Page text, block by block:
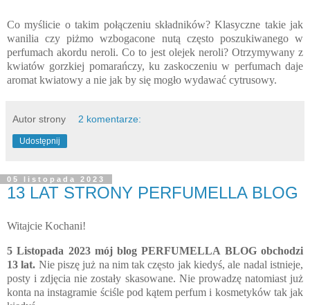
Co myślicie o takim połączeniu składników? Klasyczne takie jak
wanilia czy piżmo wzbogacone nutą często poszukiwanego w
perfumach akordu neroli. Co to jest olejek neroli? Otrzymywany z
kwiatów gorzkiej pomarańczy, ku zaskoczeniu w perfumach daje
aromat kwiatowy a nie jak by się mogło wydawać cytrusowy.
Autor strony 2 komentarze:
Udostępnij
05 listopada 2023
13 LAT STRONY PERFUMELLA BLOG
Witajcie Kochani!
5 Listopada 2023 mój blog PERFUMELLA BLOG obchodzi
13 lat. Nie piszę już na nim tak często jak kiedyś, ale nadal istnieje,
posty i zdjęcia nie zostały skasowane. Nie prowadzę natomiast już
konta na instagramie ściśle pod kątem perfum i kosmetyków tak jak